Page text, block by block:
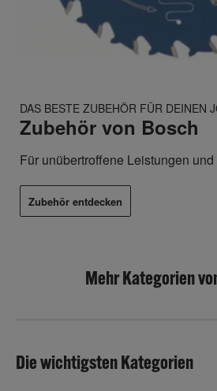
DAS BESTE ZUBEHÖR FÜR DEINEN
Zubehör von Bosch
Für unübertroffene Leistungen
Zubehör entdecken
Mehr Kategorien
Die wichtigsten Kategorien